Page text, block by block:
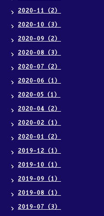
2020-11（2）
2020-10（3）
2020-09（2）
2020-08（3）
2020-07（2）
2020-06（1）
2020-05（1）
2020-04（2）
2020-02（1）
2020-01（2）
2019-12（1）
2019-10（1）
2019-09（1）
2019-08（1）
2019-07（3）